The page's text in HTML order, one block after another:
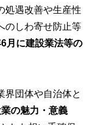
処遇改善や生産性
のしわ寄せ防止等
月に建設業法等の
界団体や自治体と
業の魅力・意義